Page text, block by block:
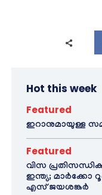
Hot this week
Featured
ഇറാനുമായുള്ള
Featured
വിസ
ഇന്ത്യ; മാർക്കോ
എസ് ജയശങ്കർ